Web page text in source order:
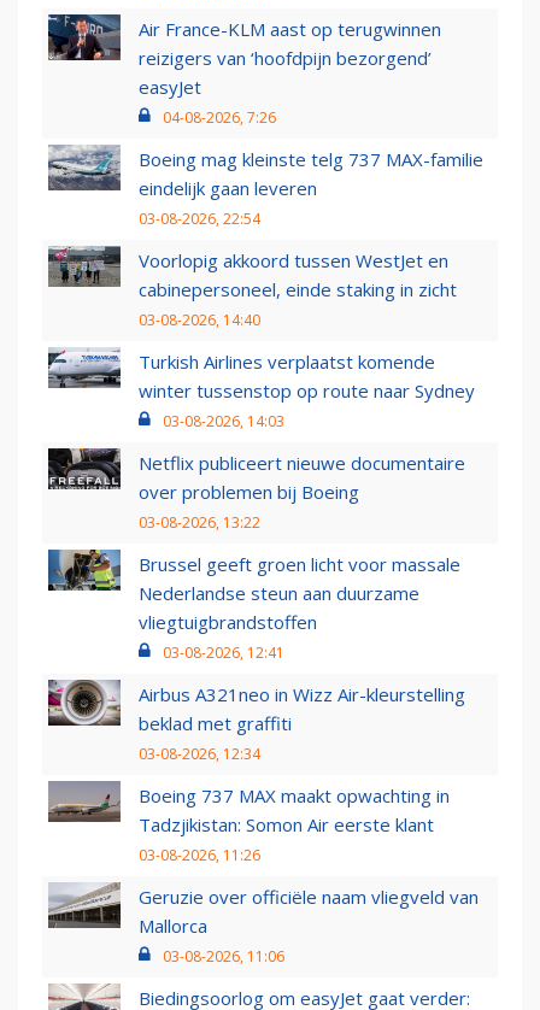
Air France-KLM aast op terugwinnen
reizigers van ‘hoofdpijn bezorgend’
easyJet
04-08-2026, 7:26
Boeing mag kleinste telg 737 MAX-familie
eindelijk gaan leveren
03-08-2026, 22:54
Voorlopig akkoord tussen WestJet en
cabinepersoneel, einde staking in zicht
03-08-2026, 14:40
Turkish Airlines verplaatst komende
winter tussenstop op route naar Sydney
03-08-2026, 14:03
Netflix publiceert nieuwe documentaire
over problemen bij Boeing
03-08-2026, 13:22
Brussel geeft groen licht voor massale
Nederlandse steun aan duurzame
vliegtuigbrandstoffen
03-08-2026, 12:41
Airbus A321neo in Wizz Air-kleurstelling
beklad met graffiti
03-08-2026, 12:34
Boeing 737 MAX maakt opwachting in
Tadzjikistan: Somon Air eerste klant
03-08-2026, 11:26
Geruzie over officiële naam vliegveld van
Mallorca
03-08-2026, 11:06
Biedingsoorlog om easyJet gaat verder: